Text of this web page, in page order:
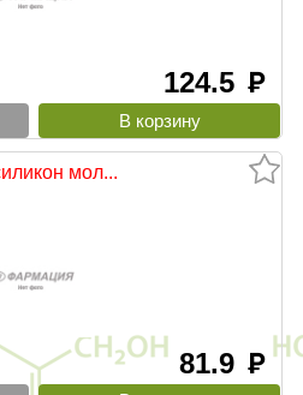
124.5 руб
мол...
81.9 руб